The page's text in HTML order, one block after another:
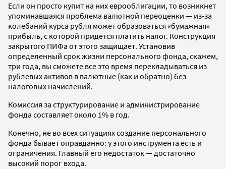
Если он просто купит на них еврооблигации, то возникнет
упоминавшаяся проблема валютной переоценки — из-за
колебаний курса рубля может образоваться «бумажная»
прибыль, с которой придется платить налог. Конструкция
закрытого ПИФа от этого защищает. Установив
определенный срок жизни персонального фонда, скажем,
три года, вы сможете все это время перекладываться из
рублевых активов в валютные (как и обратно) без
налоговых начислений.
Комиссия за структурирование и администрирование
фонда составляет около 1% в год.
Конечно, не во всех ситуациях создание персонального
фонда бывает оправданно: у этого инструмента есть и
ограничения. Главный его недостаток — достаточно
высокий порог входа.